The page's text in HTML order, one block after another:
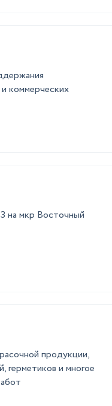
коммерческих
на мкр Восточный
продукции,
герметиков и многое